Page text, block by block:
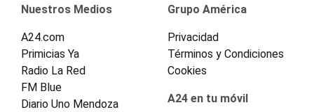
Nuestros Medios
A24.com
Primicias Ya
Radio La Red
FM Blue
Diario Uno Mendoza
Grupo América
Privacidad
Términos y Condiciones
Cookies
A24 en tu móvil